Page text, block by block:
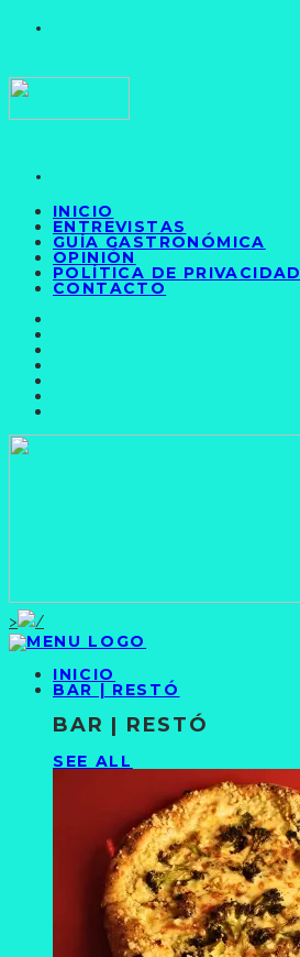
INICIO
ENTREVISTAS
GUÍA GASTRONÓMICA
OPINIÓN
POLÍTICA DE PRIVACIDAD
CONTACTO
>
INICIO
BAR | RESTÓ
BAR | RESTÓ
SEE ALL